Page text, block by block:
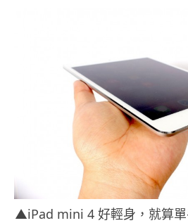
▲iPad mini 4 好輕身，就算